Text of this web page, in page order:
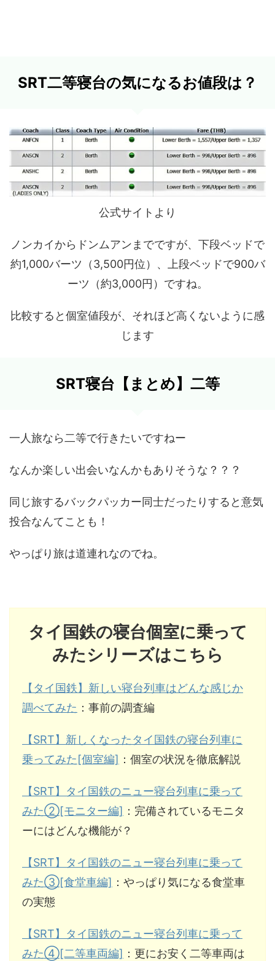
SRT二等寝台の気になるお値段は？
公式サイトより
ノンカイからドンムアンまでですが、下段ベッドで
約1,000バーツ（3,500円位）、上段ベッドで900バ
ーツ（約3,000円）ですね。
比較すると個室値段が、それほど高くないように感
じます
SRT寝台【まとめ】二等
一人旅なら二等で行きたいですねー
なんか楽しい出会いなんかもありそうな？？？
同じ旅するバックパッカー同士だったりすると意気
投合なんてことも！
やっぱり旅は道連れなのでね。
タイ国鉄の寝台個室に乗って
みたシリーズはこちら
【タイ国鉄】新しい寝台列車はどんな感じか
調べてみた ：事前の調査編
【SRT】新しくなったタイ国鉄の寝台列車に
乗ってみた[個室編] ：個室の状況を徹底解説
【SRT】タイ国鉄のニュー寝台列車に乗って
みた②[モニター編] ：完備されているモニタ
ーにはどんな機能が？
【SRT】タイ国鉄のニュー寝台列車に乗って
みた③[食堂車編] ：やっぱり気になる食堂車
の実態
【SRT】タイ国鉄のニュー寝台列車に乗って
みた④[二等車両編] ：更にお安く二等車両は